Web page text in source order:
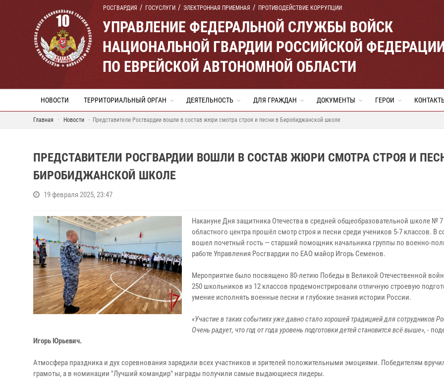
РОСГВАРДИЯ ГОСУСЛУГИ ЭЛЕКТРОННАЯ ПРИЕМНАЯ ПРОТИВОДЕЙСТВИЕ КОРРУПЦИИ
УПРАВЛЕНИЕ ФЕДЕРАЛЬНОЙ СЛУЖБЫ ВОЙСК
НАЦИОНАЛЬНОЙ ГВАРДИИ РОССИЙСКОЙ
ПО ЕВРЕЙСКОЙ АВТОНОМНОЙ ОБЛАСТИ
НОВОСТИ ТЕРРИТОРИАЛЬНЫЙ ОРГАН ДЕЯТЕЛЬНОСТЬ ДЛЯ ГРАЖДАН ДОКУМЕНТЫ ГЕРОИ
Главная Новости Представители Росгвардии вошли в состав жюри смотра строя и песни в Биробиджанской школе
ПРЕДСТАВИТЕЛИ РОСГВАРДИИ ВОШЛИ В СОСТАВ ЖЮРИ СМОТРА СТРОЯ И
БИРОБИДЖАНСКОЙ ШКОЛЕ
19 февраля 2025, 23:47
Накануне Дня защитника Отечества в средней общеобразовательной школе № 7
областного центра прошёл смотр строя и песни среди учеников 5-7 классов. В
вошел почетный гость — старший помощник начальника группы по военно-
работе Управления Росгвардии по ЕАО майор Игорь Семенов.
Мероприятие было посвящено 80-летию Победы в Великой Отечественной
250 школьников из 12 классов продемонстрировали отличную строевую
умение исполнять военные песни и глубокие знания истории России.
«Участие в таких событиях уже давно стало хорошей традицией для сотрудников
Очень радует, что год от года уровень подготовки детей становится всё выше», -
Игорь Юрьевич.
Атмосфера праздника и дух соревнования зарядили всех участников и зрителей положительными эмоциями. Победителям
грамоты, а в номинации "Лучший командир" награды получили самые выдающиеся лидеры.